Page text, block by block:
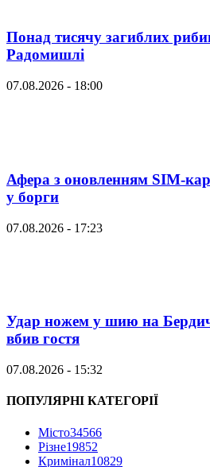
Понад тисячу загиблих
Радомишлі
07.08.2026 - 18:00
Афера з оновленням SIM-
у борги
07.08.2026 - 17:23
Удар ножем у шию на
вбив гостя
07.08.2026 - 15:32
ПОПУЛЯРНІ КАТЕГОРІЇ
Місто34566
Різне19852
Кримінал10829